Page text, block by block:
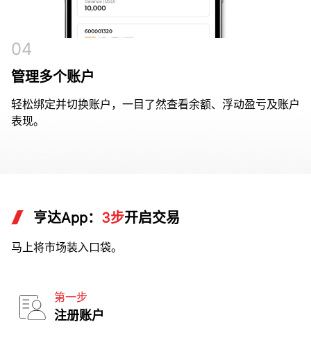
04
管理多个账户
轻松绑定并切换账户，一目了然查看余额、浮动盈亏及账户
表现。
亨达App： 3步开启交易
马上将市场装入口袋。
第一步
注册账户